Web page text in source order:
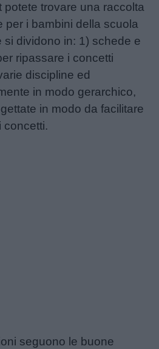
potete trovare una raccolta
per i bambini della scuola
si dividono in: 1) schede e
ripassare i concetti
discipline ed
in modo gerarchico,
in modo da facilitare
concetti.
seguono le buone